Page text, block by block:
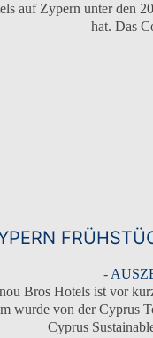
UND
auf Zypern unter den
hat. Das
-
Bros Hotels ist vor
wurde von der Cyprus
Cyprus